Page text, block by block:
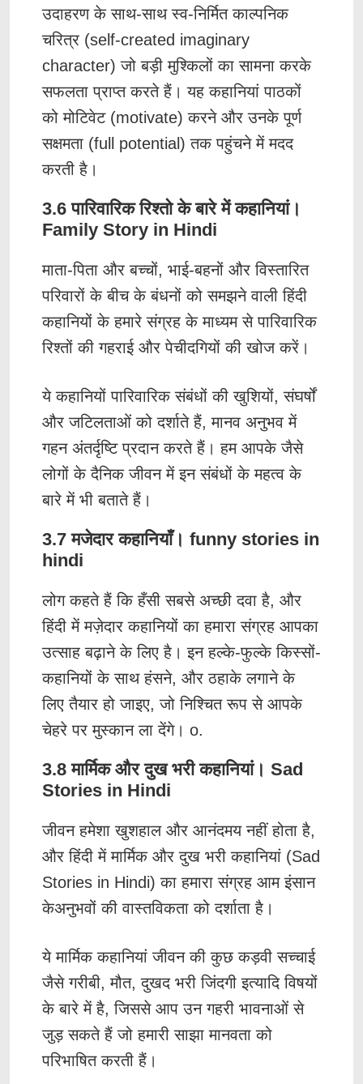
उदाहरण के साथ-साथ स्व-निर्मित काल्पनिक
चरित्र (self-created imaginary
character) जो बड़ी मुश्किलों का सामना करके
सफलता प्राप्त करते हैं। यह कहानियां पाठकों
को मोटिवेट (motivate) करने और उनके पूर्ण
सक्षमता (full potential) तक पहुंचने में मदद
करती है।
3.6 पारिवारिक रिश्तो के बारे में कहानियां।
Family Story in Hindi
माता-पिता और बच्चों, भाई-बहनों और विस्तारित
परिवारों के बीच के बंधनों को समझने वाली हिंदी
कहानियों के हमारे संग्रह के माध्यम से पारिवारिक
रिश्तों की गहराई और पेचीदगियों की खोज करें।
ये कहानियों पारिवारिक संबंधों की खुशियों, संघर्षों
और जटिलताओं को दर्शाते हैं, मानव अनुभव में
गहन अंतर्दृष्टि प्रदान करते हैं। हम आपके जैसे
लोगों के दैनिक जीवन में इन संबंधों के महत्व के
बारे में भी बताते हैं।
3.7 मजेदार कहानियाँ। funny stories in
hindi
लोग कहते हैं कि हँसी सबसे अच्छी दवा है, और
हिंदी में मज़ेदार कहानियों का हमारा संग्रह आपका
उत्साह बढ़ाने के लिए है। इन हल्के-फुल्के किस्सों-
कहानियों के साथ हंसने, और ठहाके लगाने के
लिए तैयार हो जाइए, जो निश्चित रूप से आपके
चेहरे पर मुस्कान ला देंगे। o.
3.8 मार्मिक और दुख भरी कहानियां। Sad
Stories in Hindi
जीवन हमेशा खुशहाल और आनंदमय नहीं होता है,
और हिंदी में मार्मिक और दुख भरी कहानियां (Sad
Stories in Hindi) का हमारा संग्रह आम इंसान
केअनुभवों की वास्तविकता को दर्शाता है।
ये मार्मिक कहानियां जीवन की कुछ कड़वी सच्चाई
जैसे गरीबी, मौत, दुखद भरी जिंदगी इत्यादि विषयों
के बारे में है, जिससे आप उन गहरी भावनाओं से
जुड़ सकते हैं जो हमारी साझा मानवता को
परिभाषित करती हैं।